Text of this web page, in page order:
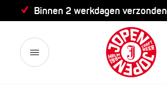
Binnen 2 werkdagen verzonden